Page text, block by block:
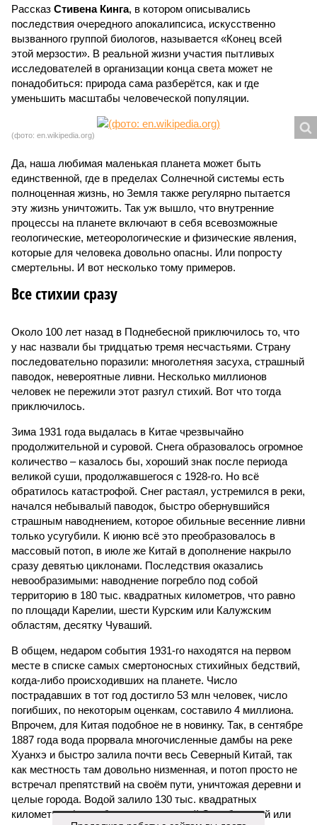
Рассказ Стивена Кинга, в котором описывались
последствия очередного апокалипсиса, искусственно
вызванного группой биологов, называется «Конец всей
этой мерзости». В реальной жизни участия пытливых
исследователей в организации конца света может не
понадобиться: природа сама разберётся, как и где
уменьшить масштабы человеческой популяции.
(фото: en.wikipedia.org)
Да, наша любимая маленькая планета может быть
единственной, где в пределах Солнечной системы есть
полноценная жизнь, но Земля также регулярно пытается
эту жизнь уничтожить. Так уж вышло, что внутренние
процессы на планете включают в себя всевозможные
геологические, метеорологические и физические явления,
которые для человека довольно опасны. Или попросту
смертельны. И вот несколько тому примеров.
Все стихии сразу
Около 100 лет назад в Поднебесной приключилось то, что
у нас назвали бы тридцатью тремя несчастьями. Страну
последовательно поразили: многолетняя засуха, страшный
паводок, невероятные ливни. Несколько миллионов
человек не пережили этот разгул стихий. Вот что тогда
приключилось.
Зима 1931 года выдалась в Китае чрезвычайно
продолжительной и суровой. Снега образовалось огромное
количество – казалось бы, хороший знак после периода
великой суши, продолжавшегося с 1928-го. Но всё
обратилось катастрофой. Снег растаял, устремился в реки,
начался небывалый паводок, быстро обернувшийся
страшным наводнением, которое обильные весенние ливни
только усугубили. К июню всё это преобразовалось в
массовый потоп, в июле же Китай в дополнение накрыло
сразу девятью циклонами. Последствия оказались
невообразимыми: наводнение погребло под собой
территорию в 180 тыс. квадратных километров, что равно
по площади Карелии, шести Курским или Калужским
областям, десятку Чуваший.
В общем, недаром события 1931-го находятся на первом
месте в списке самых смертоносных стихийных бедствий,
когда-либо происходивших на планете. Число
пострадавших в тот год достигло 53 млн человек, число
погибших, по некоторым оценкам, составило 4 миллиона.
Впрочем, для Китая подобное не в новинку. Так, в сентябре
1887 года вода прорвала многочисленные дамбы на реке
Хуанхэ и быстро залила почти весь Северный Китай, так
как местность там довольно низменная, и потоп просто не
встречал препятствий на своём пути, уничтожая деревни и
целые города. Водой залило 130 тыс. квадратных
километров (а это больше территорий Оренбургской или